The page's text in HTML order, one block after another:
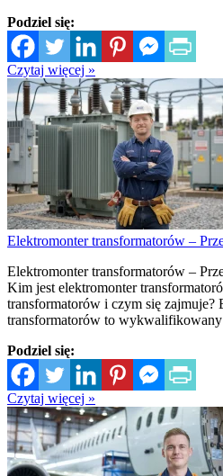
Podziel się:
Czytaj więcej »
Elektromonter transformatorów –
Elektromonter transformatorów –
Kim jest elektromonter
transformatorów i czym się zajmuje?
transformatorów to wykwalifikowany
Podziel się:
Czytaj więcej »